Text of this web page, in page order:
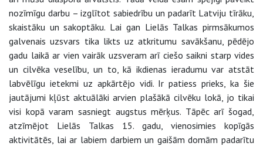
nozīmīgu darbu – izglītot sabiedrību un padarīt Latviju tīrāku,
skaistāku un sakoptāku. Lai gan Lielās Talkas pirmsākumos
galvenais uzsvars tika likts uz atkritumu savākšanu, pēdējo
gadu laikā ar vien vairāk uzsveram arī ciešo saikni starp vides
un cilvēka veselību, un to, kā ikdienas ieradumu var atstāt
labvēlīgu ietekmi uz apkārtējo vidi. Ir patiess prieks, ka šie
jautājumi kļūst aktuālāki arvien plašākā cilvēku lokā, jo tikai
visi kopā varam sasniegt augstus mērķus. Tāpēc arī šogad,
atzīmējot Lielās Talkas 15. gadu, vienosimies kopīgās
aktivitātēs, lai ar labiem darbiem un gaišām domām padarītu